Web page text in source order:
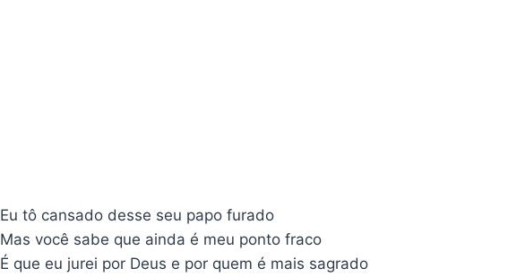
Eu tô cansado desse seu papo furado
Mas você sabe que ainda é meu ponto fraco
É que eu jurei por Deus e por quem é mais sagrado